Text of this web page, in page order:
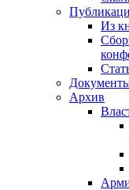
Из
Архив